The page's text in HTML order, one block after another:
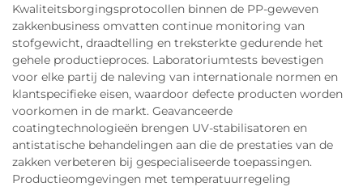
Kwaliteitsborgingsprotocollen binnen de PP-geweven
zakkenbusiness omvatten continue monitoring van
stofgewicht, draadtelling en treksterkte gedurende het
gehele productieproces. Laboratoriumtests bevestigen
voor elke partij de naleving van internationale normen en
klantspecifieke eisen, waardoor defecte producten worden
voorkomen in de markt. Geavanceerde
coatingtechnologieën brengen UV-stabilisatoren en
antistatische behandelingen aan die de prestaties van de
zakken verbeteren bij gespecialiseerde toepassingen.
Productieomgevingen met temperatuurregeling